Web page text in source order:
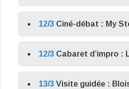
12/3 Ciné-débat : My
12/3 Cabaret d’impro :
13/3 Visite guidée :